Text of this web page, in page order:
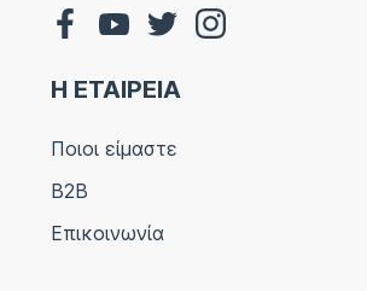
Η ΕΤΑΙΡΕΙΑ
Ποιοι είμαστε
B2B
Επικοινωνία